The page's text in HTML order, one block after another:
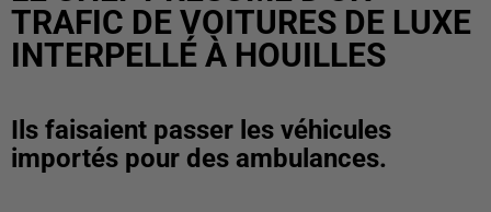
TRAFIC DE VOITURES DE LUXE
INTERPELLÉ À HOUILLES
Ils faisaient passer les véhicules
importés pour des ambulances.